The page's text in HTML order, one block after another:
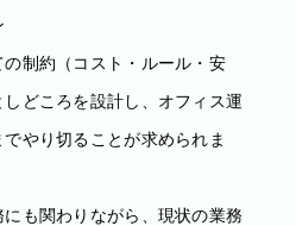
制約（コスト・ルール・安
どころを設計し、オフィス運
やり切ることが求められま
も関わりながら、現状の業務